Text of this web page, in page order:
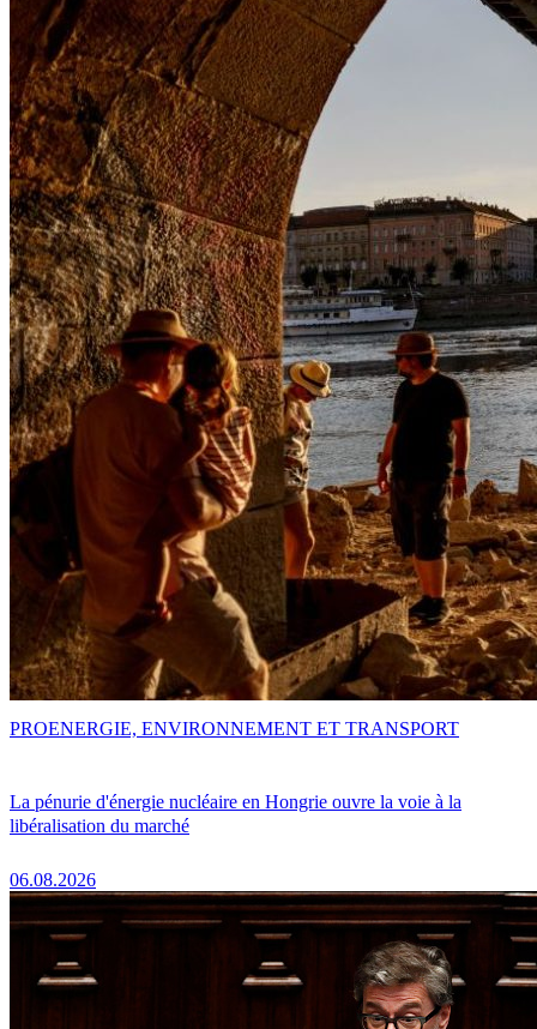
La pénurie d'énergie nucléaire en Hongrie ouvre la voie à la
libéralisation du marché
06.08.2026
PROENERGIE, ENVIRONNEMENT ET TRANSPORT